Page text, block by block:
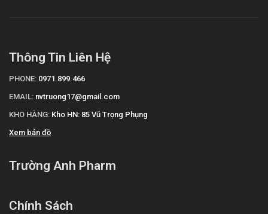
Thông Tin Liên Hệ
PHONE: 0971.899.466
EMAIL: nvtruong17@gmail.com
KHO HÀNG: Kho HN: 85 Vũ Trọng Phụng
Xem bản đồ
Trường Anh Pharm
Chính Sách